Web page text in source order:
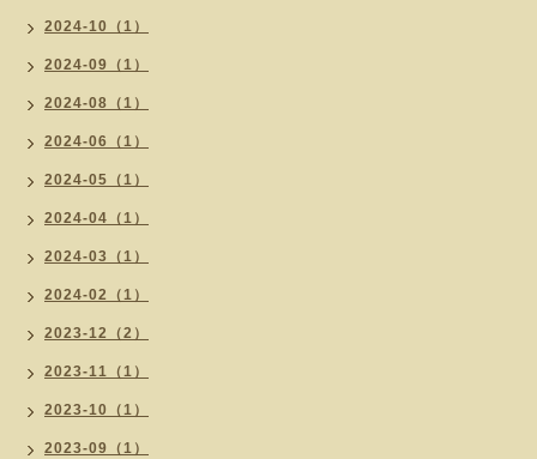
2024-10（1）
2024-09（1）
2024-08（1）
2024-06（1）
2024-05（1）
2024-04（1）
2024-03（1）
2024-02（1）
2023-12（2）
2023-11（1）
2023-10（1）
2023-09（1）